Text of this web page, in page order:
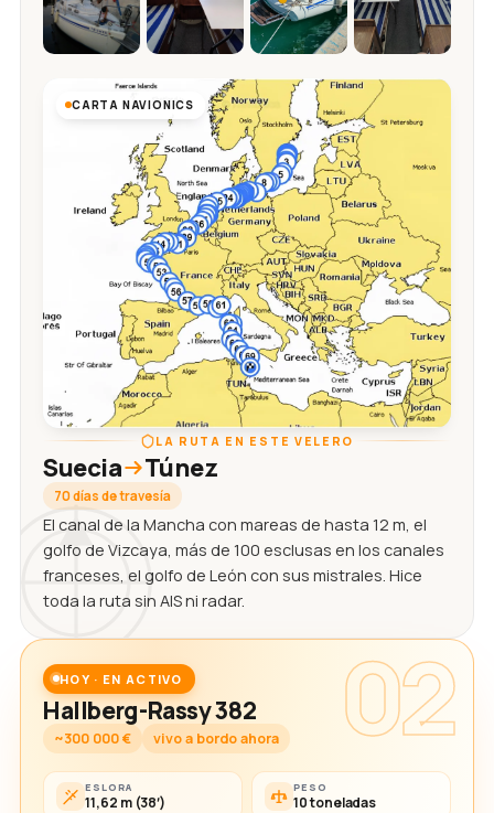
CARTA NAVIONICS
LA RUTA EN ESTE VELERO
Suecia Túnez
70 días de travesía
El canal de la Mancha con mareas de hasta 12 m, el
golfo de Vizcaya, más de 100 esclusas en los canales
franceses, el golfo de León con sus mistrales. Hice
toda la ruta sin AIS ni radar.
02
HOY · EN ACTIVO
Hallberg-Rassy 382
~300 000 € vivo a bordo ahora
ESLORA
11,62 m (38′)
PESO
10 toneladas